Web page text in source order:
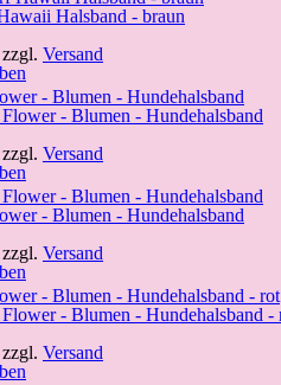
Halsband - braun
Versand
- Blumen - Hundehalsband
Versand
- Blumen - Hundehalsband
Versand
- Blumen - Hundehalsband - rot
Versand